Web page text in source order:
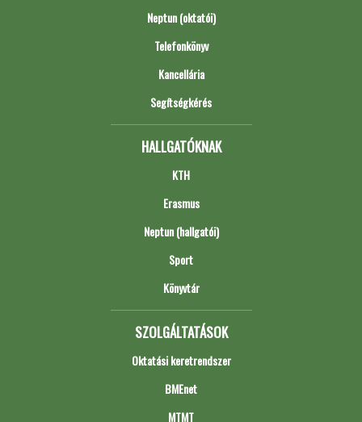
Neptun (oktatói)
Telefonkönyv
Kancellária
Segítségkérés
HALLGATÓKNAK
KTH
Erasmus
Neptun (hallgatói)
Sport
Könyvtár
SZOLGÁLTATÁSOK
Oktatási keretrendszer
BMEnet
MTMT